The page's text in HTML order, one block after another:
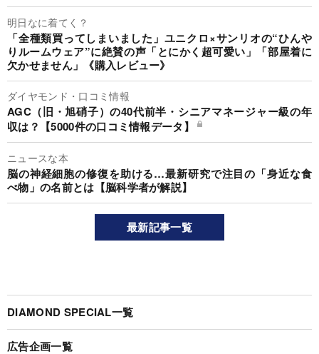
明日なに着てく？
「全種類買ってしまいました」ユニクロ×サンリオの“ひんや
りルームウェア”に絶賛の声「とにかく超可愛い」「部屋着に
欠かせません」《購入レビュー》
ダイヤモンド・口コミ情報
AGC（旧・旭硝子）の40代前半・シニアマネージャー級の年
収は？【5000件の口コミ情報データ】
ニュースな本
脳の神経細胞の修復を助ける…最新研究で注目の「身近な食
べ物」の名前とは【脳科学者が解説】
最新記事一覧
DIAMOND SPECIAL一覧
広告企画一覧